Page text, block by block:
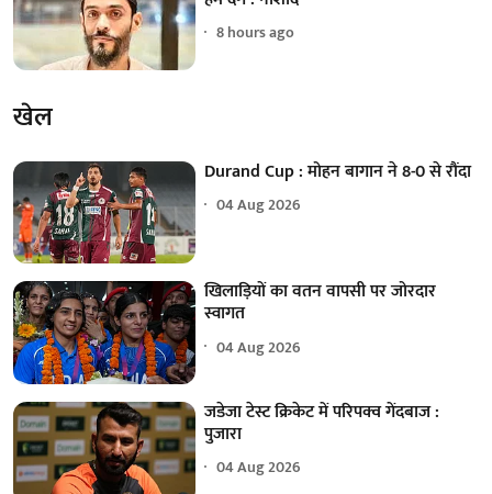
8 hours ago
खेल
Durand Cup : मोहन बागान ने 8-0 से रौंदा
04 Aug 2026
खिलाड़ियों का वतन वापसी पर जोरदार
स्वागत
04 Aug 2026
जडेजा टेस्ट क्रिकेट में परिपक्व गेंदबाज :
पुजारा
04 Aug 2026